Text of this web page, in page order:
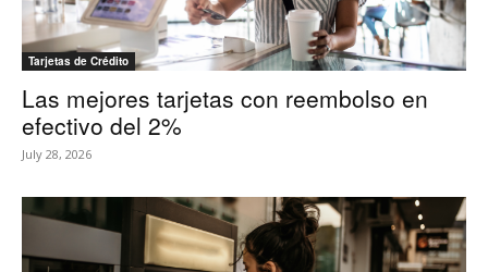
Tarjetas de Crédito
Las mejores tarjetas con reembolso en
efectivo del 2%
July 28, 2026